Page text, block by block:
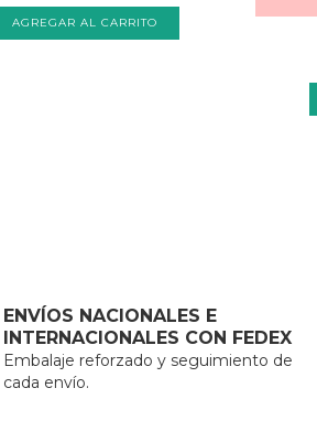
AGREGAR AL CARRITO
ENVÍOS NACIONALES E
INTERNACIONALES CON FEDEX
Embalaje reforzado y seguimiento de
cada envío.